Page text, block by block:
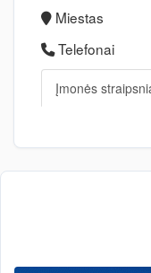
Miestas
Telefonai
Įmonės